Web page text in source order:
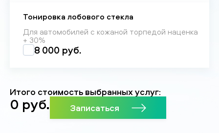
Тонировка лобового стекла
Для автомобилей с кожаной торпедой наценка
+ 30%
8 000 руб.
Итого стоимость выбранных услуг:
0 руб. Записаться